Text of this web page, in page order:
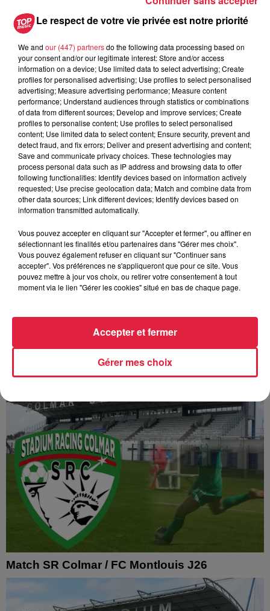
Match SR Colmar / US Créteil Football
Match SR Colmar / SA Epinal J28
Match SR Colmar / FC Montlouis J26
Le respect de votre vie privée est notre priorité
We and our (447) partnersdo the following data processing based on
your consent and/or our legitimate interest: Store and/or access
information on a device; Use limited data to select advertising; Create
profiles for personalised advertising; Use profiles to select personalised
advertising; Measure advertising performance; Measure content
performance; Understand audiences through statistics or combinations
of data from different sources; Develop and improve services; Create
profiles to personalise content; Use profiles to select personalised
content; Use limited data to select content; Ensure security, prevent and
detect fraud, and fix errors; Deliver and present advertising and content;
Save and communicate privacy choices. These technologies may
process personal data such as IP address and browsing data to offer
following functionalities: Identify devices based on information actively
requested; Use precise geolocation data; Match and combine data from
other data sources; Link different devices; Identify devices based on
information transmitted automatically.
Vous pouvez accepter en cliquant sur "Accepter et fermer", ou affiner en
sélectionnant les finalités et/ou partenaires dans "Gérer mes choix".
Vous pouvez également refuser en cliquant sur "Continuer sans
accepter". Vos préférences ne s'appliqueront que pour ce site. Vous
pouvez mettre à jour vos choix, ou retirer votre consentement à tout
moment via le lien "Gérer les cookies" situé en bas de chaque page.
Gérer mes choix
Accepter et fermer